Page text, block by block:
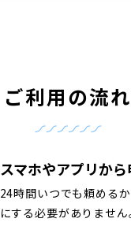
ご利用の流れ
スマホやアプリか
24時間いつでも頼める
にする必要がありません